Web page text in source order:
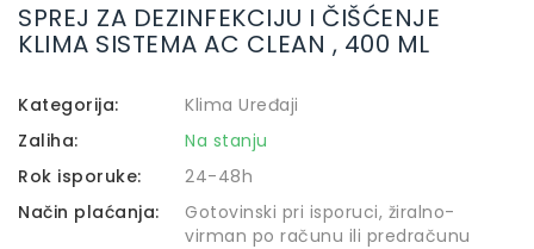
SPREJ ZA DEZINFEKCIJU I ČIŠĆENJE
KLIMA SISTEMA AC CLEAN , 400 ML
Kategorija:
Klima Uređaji
Zaliha:
Na stanju
Rok isporuke:
24-48h
Način plaćanja:
Gotovinski pri isporuci, žiralno-
virman po računu ili predračunu